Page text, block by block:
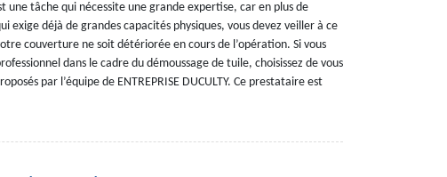
une tâche qui nécessite une grande expertise, car en plus de
exige déjà de grandes capacités physiques, vous devez veiller à ce
couverture ne soit détériorée en cours de l’opération. Si vous
dans le cadre du démoussage de tuile, choisissez de vous
par l’équipe de ENTREPRISE DUCULTY. Ce prestataire est